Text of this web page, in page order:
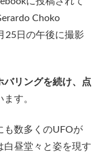
Choko
25日の午後に撮影
バリングを続け、点
す。
も数多くのUFOが
白昼堂々と姿を現す